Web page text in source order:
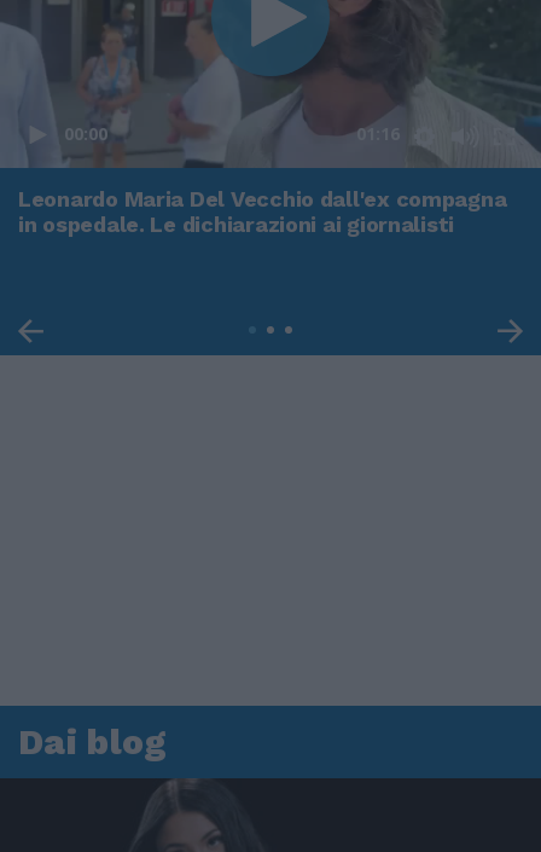
00:00 01:16
Leonardo Maria Del Vecchio dall'ex compagna
in ospedale. Le dichiarazioni ai giornalisti
Dai blog